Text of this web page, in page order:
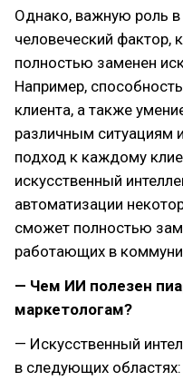
Однако, важную роль в
человеческий
полностью заменен
Например,
клиента, а также
различным ситуациям
подход к каждому
искусственный
автоматизации
сможет полностью
работающих в
— Чем ИИ полезен
маркетологам?
— Искусственный
в следующих областях: